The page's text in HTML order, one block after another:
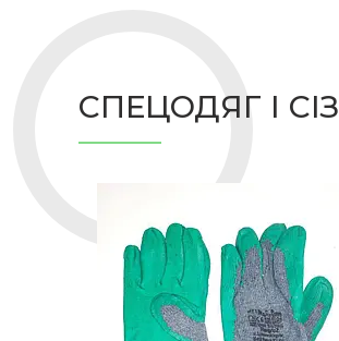
СПЕЦОДЯГ І СІЗ